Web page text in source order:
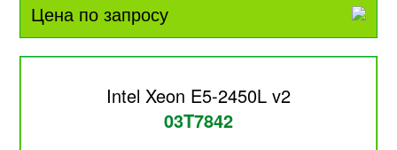
Цена по запросу
Intel Xeon E5-2450L v2
03T7842